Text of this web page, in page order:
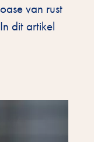
van rust
dit artikel